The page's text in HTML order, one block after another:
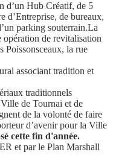
d’un Hub Créatif, de 5
d’Entreprise, de bureaux,
parking souterrain.La
de revitalisation
Poissonsceaux, la rue
associant tradition et
traditionnels
de Tournai et de
de la volonté de faire
d’avenir pour la Ville
cette fin d'année.
et par le Plan Marshall